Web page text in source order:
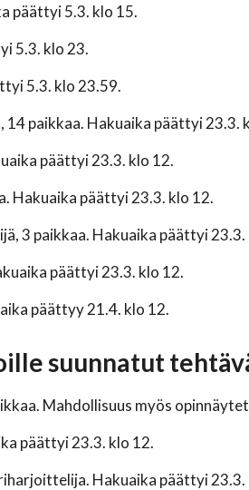
päättyi 5.3. klo 15.
5.3. klo 23.
5.3. klo 23.59.
paikkaa. Hakuaika päättyi 23.3.
päättyi 23.3. klo 12.
Hakuaika päättyi 23.3. klo 12.
3 paikkaa. Hakuaika päättyi 23.3.
päättyi 23.3. klo 12.
päättyy 21.4. klo 12.
suunnatut
Mahdollisuus myös
päättyi 23.3. klo 12.
Hakuaika päättyi 23.3.